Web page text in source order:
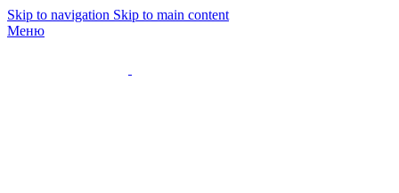
Skip to navigation Skip to main content
Меню